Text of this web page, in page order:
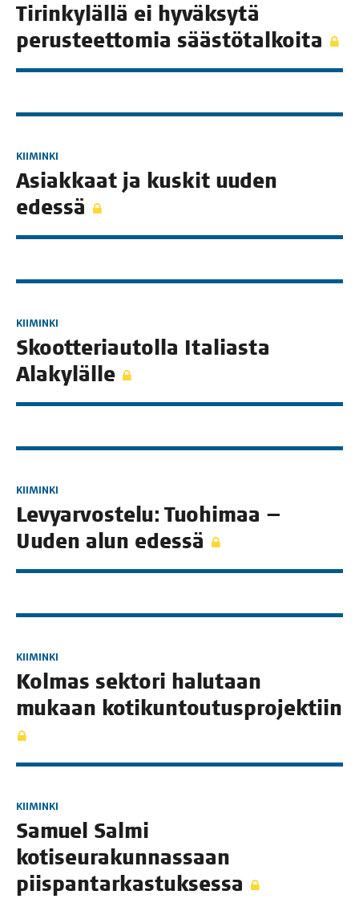
Tirin­ky­läl­lä ei hyväk­sy­tä
perus­teet­to­mia säästötalkoita
KIIMINKI
Asiak­kaat ja kus­kit uuden
edessä
KIIMINKI
Skoot­te­ri­au­tol­la Ita­lias­ta
Alakylälle
KIIMINKI
Levy­ar­vos­te­lu: Tuo­hi­maa —
Uuden alun edessä
KIIMINKI
Kol­mas sek­to­ri halu­taan
mukaan kotikuntoutusprojektiin
KIIMINKI
Samuel Sal­mi
koti­seu­ra­kun­nas­saan
piispantarkastuksessa